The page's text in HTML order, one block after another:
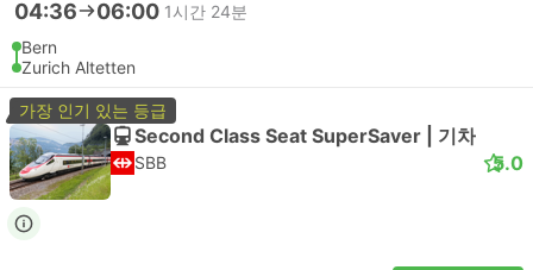
04:36 06:00 1시간 24분
Bern
Zurich Altetten
가장 인기 있는 등급
Second Class Seat SuperSaver | 기차
SBB 5.0